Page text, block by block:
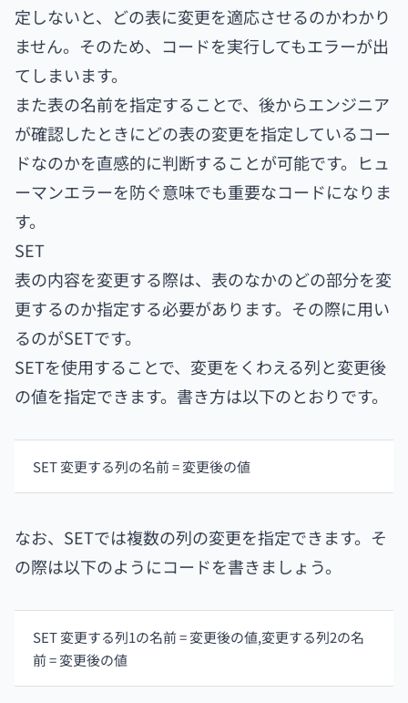
定しないと、どの表に変更を適応させるのかわかり
ません。そのため、コードを実行してもエラーが出
てしまいます。
また表の名前を指定することで、後からエンジニア
が確認したときにどの表の変更を指定しているコー
ドなのかを直感的に判断することが可能です。ヒュ
ーマンエラーを防ぐ意味でも重要なコードになりま
す。
SET
表の内容を変更する際は、表のなかのどの部分を変
更するのか指定する必要があります。その際に用い
るのがSETです。
SETを使用することで、変更をくわえる列と変更後
の値を指定できます。書き方は以下のとおりです。
SET 変更する列の名前 = 変更後の値
なお、SETでは複数の列の変更を指定できます。そ
の際は以下のようにコードを書きましょう。
SET 変更する列1の名前 = 変更後の値,変更する列2の名
前 = 変更後の値